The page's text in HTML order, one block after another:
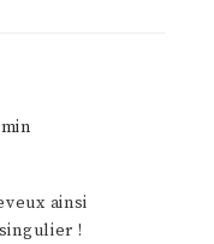
ainsi
!